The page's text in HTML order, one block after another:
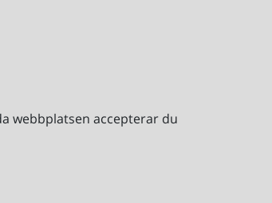
webbplatsen accepterar du